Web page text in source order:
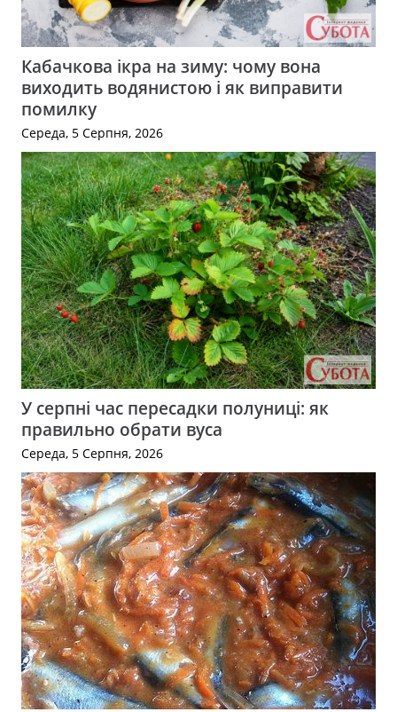
Кабачкова ікра на зиму: чому вона
виходить водянистою і як виправити
помилку
Середа, 5 Серпня, 2026
У серпні час пересадки полуниці: як
правильно обрати вуса
Середа, 5 Серпня, 2026